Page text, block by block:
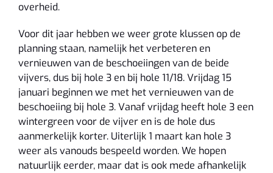
overheid.
Voor dit jaar hebben we weer grote klussen op de
planning staan, namelijk het verbeteren en
vernieuwen van de beschoeiingen van de beide
vijvers, dus bij hole 3 en bij hole 11/18. Vrijdag 15
januari beginnen we met het vernieuwen van de
beschoeiing bij hole 3. Vanaf vrijdag heeft hole 3 een
wintergreen voor de vijver en is de hole dus
aanmerkelijk korter. Uiterlijk 1 maart kan hole 3
weer als vanouds bespeeld worden. We hopen
natuurlijk eerder, maar dat is ook mede afhankelijk